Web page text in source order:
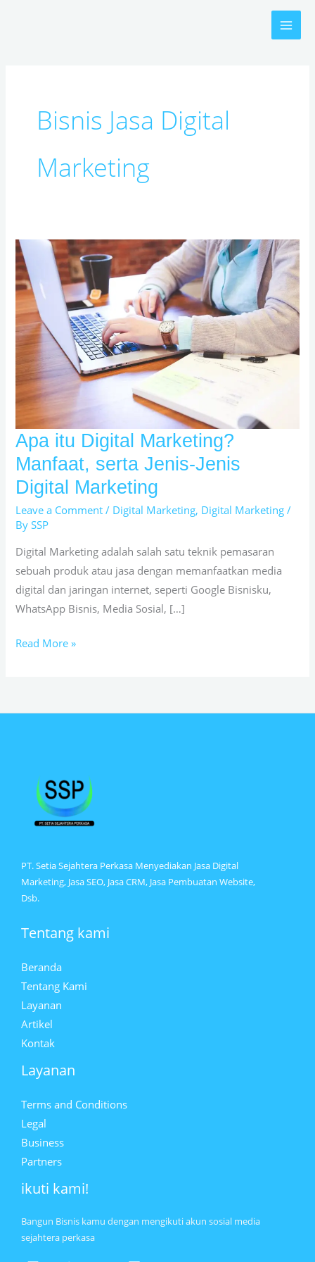
Bisnis Jasa Digital
Marketing
Apa itu Digital Marketing?
Manfaat, serta Jenis-Jenis
Digital Marketing
Leave a Comment / Digital Marketing, Digital Marketing /
BySSP
Digital Marketing adalah salah satu teknik pemasaran
sebuah produk atau jasa dengan memanfaatkan media
digital dan jaringan internet, seperti Google Bisnisku,
WhatsApp Bisnis, Media Sosial, […]
Apa
itu
Marketing?
Manfaat,
serta
Jenis-
Jenis
Digital
Marketing
Read More »
PT. Setia Sejahtera Perkasa Menyediakan Jasa Digital
Marketing, Jasa SEO, Jasa CRM, Jasa Pembuatan Website,
Dsb.
Tentang kami
Beranda
Tentang Kami
Layanan
Artikel
Kontak
Layanan
Terms and Conditions
Legal
Business
Partners
ikuti kami!
Bangun Bisnis kamu dengan mengikuti akun sosial media
sejahtera perkasa